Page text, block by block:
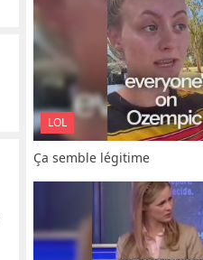
LOL
Ça semble légitime